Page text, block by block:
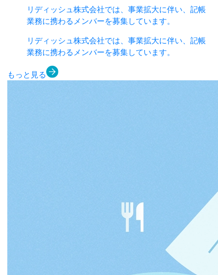
リディッシュ株式会社では、事業拡大に伴い、記帳
業務に携わるメンバーを募集しています。
リディッシュ株式会社では、事業拡大に伴い、記帳
業務に携わるメンバーを募集しています。
もっと見る